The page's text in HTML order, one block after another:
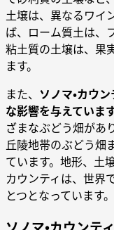
土壌は、異なるワイ
ば、ローム質土は、
粘土質の土壌は、果
ます。
また、 ソノマ・カウ
な影響を与えています
ざまなぶどう畑があ
丘陵地帯のぶどう畑
ています。地形、土
カウンティは、世界
とつとなっています。